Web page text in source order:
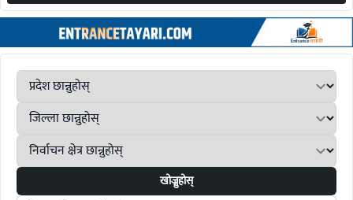
खोज्नुहोस्